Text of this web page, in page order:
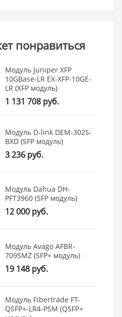
понравиться
Модуль Juniper XFP
10GBase-LR EX-XFP-10GE-
LR (XFP модуль)
1 131 708 руб.
Модуль D-link DEM-302S-
BXD (SFP модуль)
3 236 руб.
Модуль Dahua DH-
PFT3960 (SFP модуль)
12 000 руб.
Модуль Avago AFBR-
709SMZ (SFP+ модуль)
19 148 руб.
Модуль Fibertrade FT-
QSFP+-LR4-PSM (QSFP+